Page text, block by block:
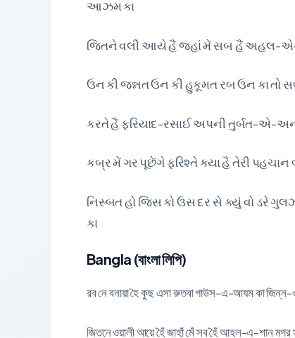
આઝમ કા
જિતને વલી આયે હૈં જહાં મેં સબ હૈં અહલ-એ-
ઉન કી જન્નત ઉન કી હુકૂમત રબ ઉન કા તો
કરતે હૈં ફરિયાદ-રસાઈ અપની તુર્બત-એ-
કબ્ર મેં ગર પૂછેંગે ફરિશ્તે ક્યા હૈ તેરી
નિસ્બત હો જિસ કો ઉસ દર સે ક્યું વો ડરે
કા
Bangla (বাংলা লিপি)
রব নে বনায়া হৈ কুছ এসা রুতবা গাউস-এ-আযম কা
জিতনে ওয়ালী আয়ে হৈঁ জাহাঁ মেঁ সব হৈঁ আহল-এ-শান